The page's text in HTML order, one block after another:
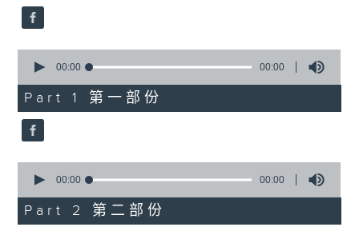
seconds
0
seconds
00:00 00:00
Part 1 第一部份
seconds
0
seconds
00:00 00:00
Part 2 第二部份